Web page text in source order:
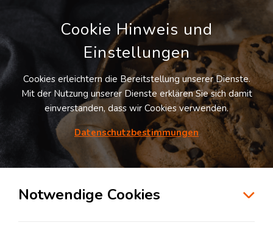
LOGIVISOR SUCHE
Lagerflächen in Winsen
Cookie Hinweis und
Einstellungen
Cookies erleichtern die Bereitstellung unserer Dienste.
Mit der Nutzung unserer Dienste erklären Sie sich damit
einverstanden, dass wir Cookies verwenden.
Datenschutzbestimmungen
Notwendige Cookies